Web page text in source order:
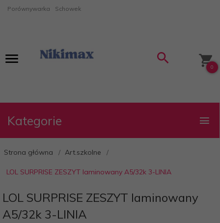
Porównywarka Schowek
0
Kategorie
Strona główna Art.szkolne
LOL SURPRISE ZESZYT laminowany A5/32k 3-LINIA
LOL SURPRISE ZESZYT laminowany
A5/32k 3-LINIA